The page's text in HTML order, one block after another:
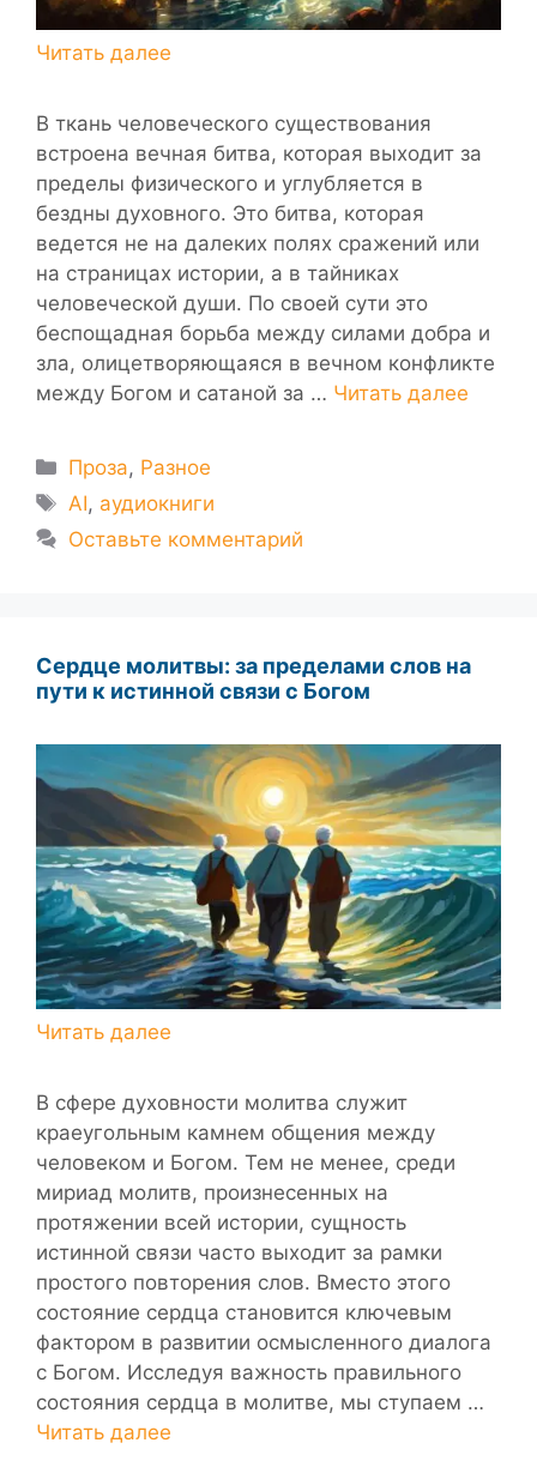
В ткань человеческого существования
встроена вечная битва, которая выходит за
пределы физического и углубляется в
бездны духовного. Это битва, которая
ведется не на далеких полях сражений или
на страницах истории, а в тайниках
человеческой души. По своей сути это
беспощадная борьба между силами добра и
зла, олицетворяющаяся в вечном конфликте
между Богом и сатаной за … Читать далее
Рубрики
Проза, Разное
Метки
AI, аудиокниги
Оставьте комментарий
Сердце молитвы: за пределами слов на
пути к истинной связи с Богом
В сфере духовности молитва служит
краеугольным камнем общения между
человеком и Богом. Тем не менее, среди
мириад молитв, произнесенных на
протяжении всей истории, сущность
истинной связи часто выходит за рамки
простого повторения слов. Вместо этого
состояние сердца становится ключевым
фактором в развитии осмысленного диалога
с Богом. Исследуя важность правильного
состояния сердца в молитве, мы ступаем …
Читать далее